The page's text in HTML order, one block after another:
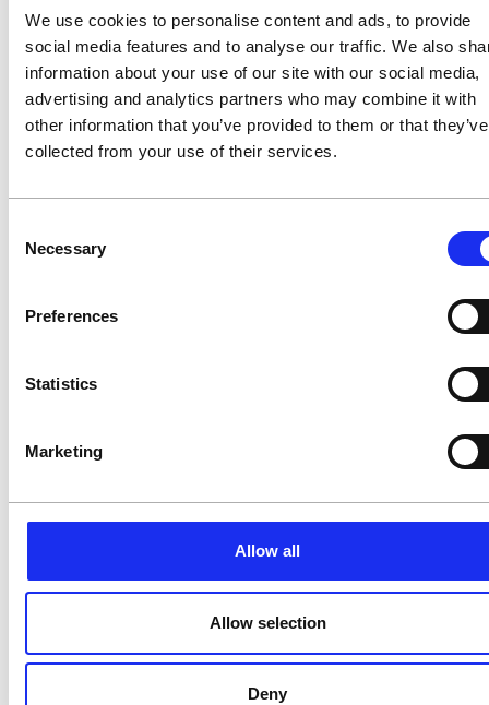
We use cookies to personalise content and ads, to provide
social media features and to analyse our traffic. We also
information about your use of our site with our social media,
advertising and analytics partners who may combine it with
other information that you’ve provided to them or that they’ve
collected from your use of their services.
Selection
Necessary
Preferences
Statistics
Marketing
Allow all
Allow selection
Deny
Vier Branchen fordern jetzt Zugang
**Entsorgungsbranche**, der
**Gießereien**, der **keramischen
Rohstoffe und Industrieminerale** sowie
an die Bundesregierung und den
Bundestag gerichtet. Ihre Forderung: